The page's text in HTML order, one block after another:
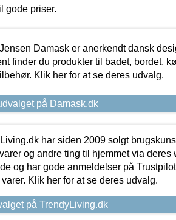
gode priser.
Damask er anerkendt dansk
finder du produkter til badet, bordet,
Klik her for at se deres udvalg.
på Damask.dk
har siden 2009 solgt
og andre ting til hjemmet via deres
og har gode anmeldelser på
Klik her for at se deres udvalg.
på TrendyLiving.dk